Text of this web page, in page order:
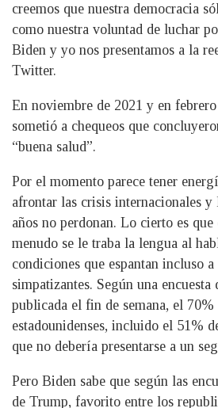
creemos que nuestra democracia
como nuestra voluntad de luchar
Biden y yo nos presentamos a la
Twitter.
En noviembre de 2021 y en
sometió a chequeos que
“buena salud”.
Por el momento parece tener
afrontar las crisis internacionales y
años no perdonan. Lo cierto es
menudo se le traba la lengua al
condiciones que espantan incluso
simpatizantes. Según una
publicada el fin de semana, el 70%
estadounidenses, incluido el 51%
que no debería presentarse a un
Pero Biden sabe que según las
de Trump, favorito entre los